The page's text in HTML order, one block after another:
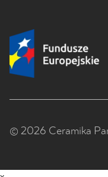
© 2026 Ceramika